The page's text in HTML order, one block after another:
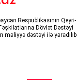
Respublikasının Qeyri-
Dövlət Dəstəyi
maliyyə dəstəyi ilə yaradılıb.